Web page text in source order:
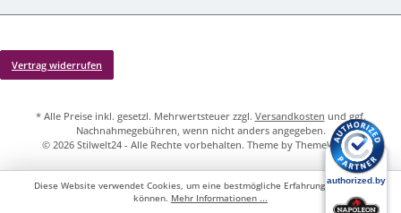
Vertrag widerrufen
* Alle Preise inkl. gesetzl. Mehrwertsteuer zzgl. Versandkosten und ggf.
Nachnahmegebühren, wenn nicht anders angegeben.
© 2026 Stilwelt24 - Alle Rechte vorbehalten. Theme by ThemeWare®
Diese Website verwendet Cookies, um eine bestmögliche Erfahrung bieten zu
können. Mehr Informationen ...